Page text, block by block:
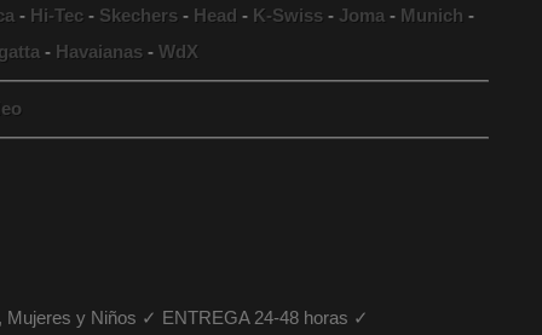
- Hi-Tec- Skechers- Head - K-Swiss- Joma - Munich -
- Havaianas -WdX
Mujeres y Niños ✓ ENTREGA 24-48 horas ✓